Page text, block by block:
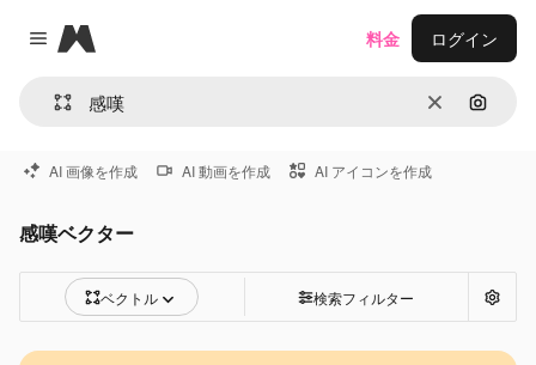
Close menu
Magnific
消去 画像で
料金 ログイン
AI 画像を作成 AI 動画を作成 AI アイコンを作成
感嘆ベクター
ベクトル 検索フィルター